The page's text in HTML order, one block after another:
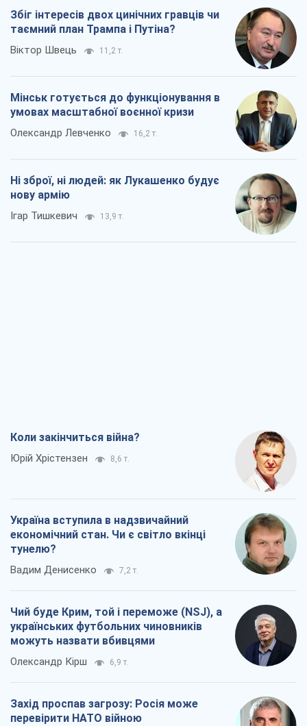
Збіг інтересів двох цинічних гравців чи
таємний план Трампа і Путіна?
Віктор Швець 11,2 т.
Мінськ готується до функціонування в
умовах масштабної воєнної кризи
Олександр Левченко 16,2 т.
Ні зброї, ні людей: як Лукашенко будує
нову армію
Ігар Тишкевич 13,9 т.
Коли закінчиться війна?
Юрій Хрістензен 8,6 т.
Україна вступила в надзвичайний
економічний стан. Чи є світло вкінці
тунелю?
Вадим Денисенко 7,2 т.
Чий буде Крим, той і переможе (NSJ), а
українських футбольних чиновників
можуть назвати вбивцями
Олександр Кірш 6,9 т.
Захід проспав загрозу: Росія може
перевірити НАТО війною